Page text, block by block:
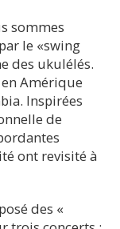
sommes
le «swing
des ukulélés.
Amérique
Inspirées
de
ont revisité à
des «